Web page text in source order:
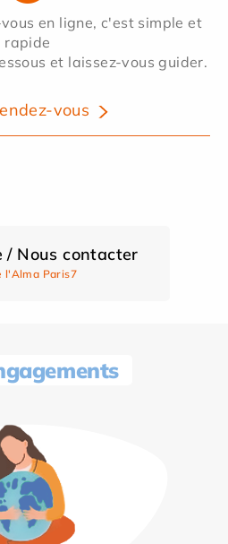
en ligne, c'est simple et
rapide
et laissez-vous guider.
vous
/ Nous contacter
l'Alma Paris7